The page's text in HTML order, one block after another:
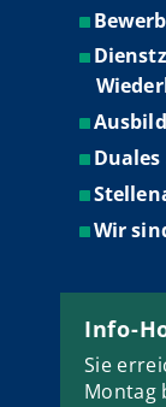
Wir
Info-
Sie
Montag